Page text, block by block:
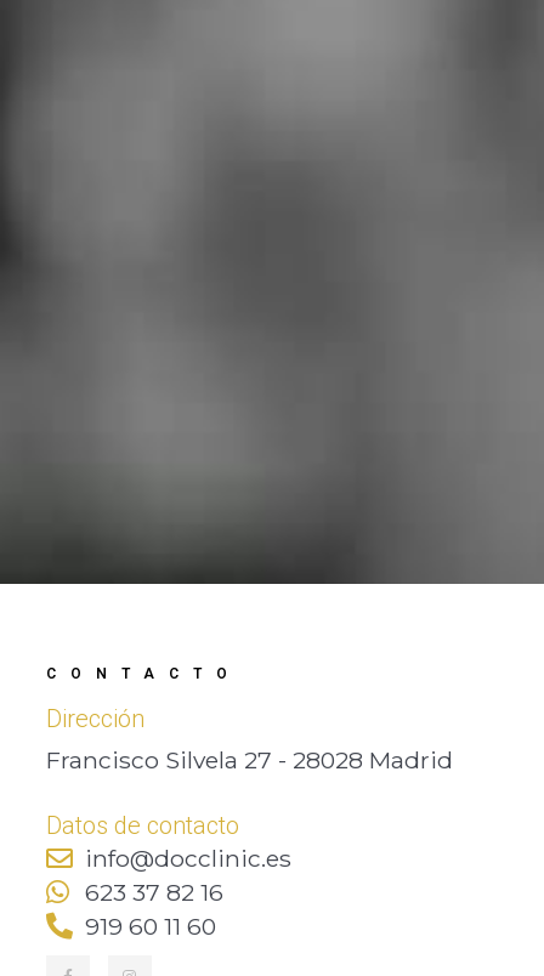
CONTACTO
Dirección
Francisco Silvela 27 - 28028 Madrid
Datos de contacto
info@docclinic.es
623 37 82 16
919 60 11 60